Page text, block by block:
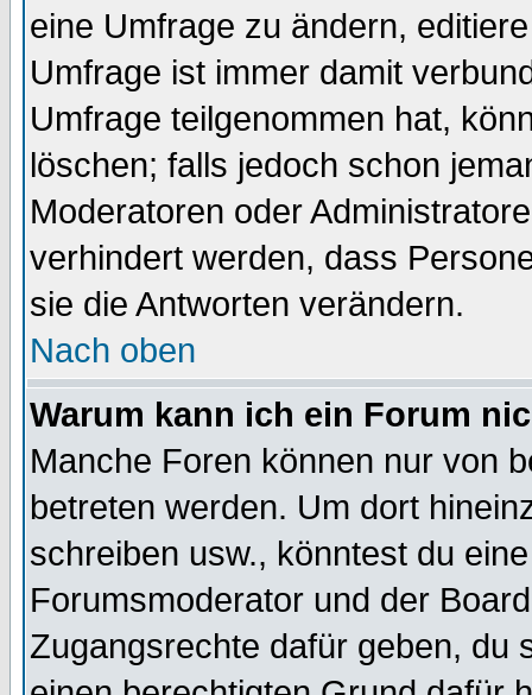
eine Umfrage zu ändern,
Umfrage ist immer damit
Umfrage teilgenommen hat,
löschen; falls jedoch schon
Moderatoren oder
verhindert werden, dass
sie die Antworten verändern.
Nach oben
Warum kann ich ein Forum
Manche Foren können nur von
betreten werden. Um dort
schreiben usw., könntest du
Forumsmoderator und der
Zugangsrechte dafür geben, du